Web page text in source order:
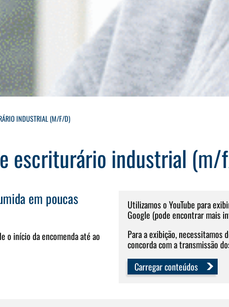
INDUSTRIAL (M/F/D)
escriturário industrial
em poucas
o início da encomenda até ao
Utilizamos o YouTube para
Google (pode encontrar mais
Para a exibição,
concorda com a transmissão
Carregar conteúdos